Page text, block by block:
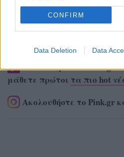
CONFIRM
Data Deletion Data
Ακολουθήστε το Pink.gr
μάθετε πρώτοι τα πιο hot
Ακολουθήστε το Pink.gr